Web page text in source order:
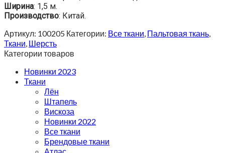
Ширина: 1,5 м.
Производство: Китай.
Артикул: 100205 Категории: Все ткани, Пальтовая ткань,
Ткани, Шерсть
Категории товаров
Новинки 2023
Ткани
Лён
Штапель
Вискоза
Новинки 2022
Все ткани
Брендовые ткани